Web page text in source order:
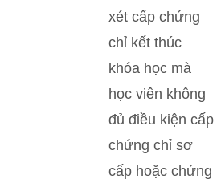
xét cấp chứng
chỉ kết thúc
khóa học mà
học viên không
đủ điều kiện cấp
chứng chỉ sơ
cấp hoặc chứng